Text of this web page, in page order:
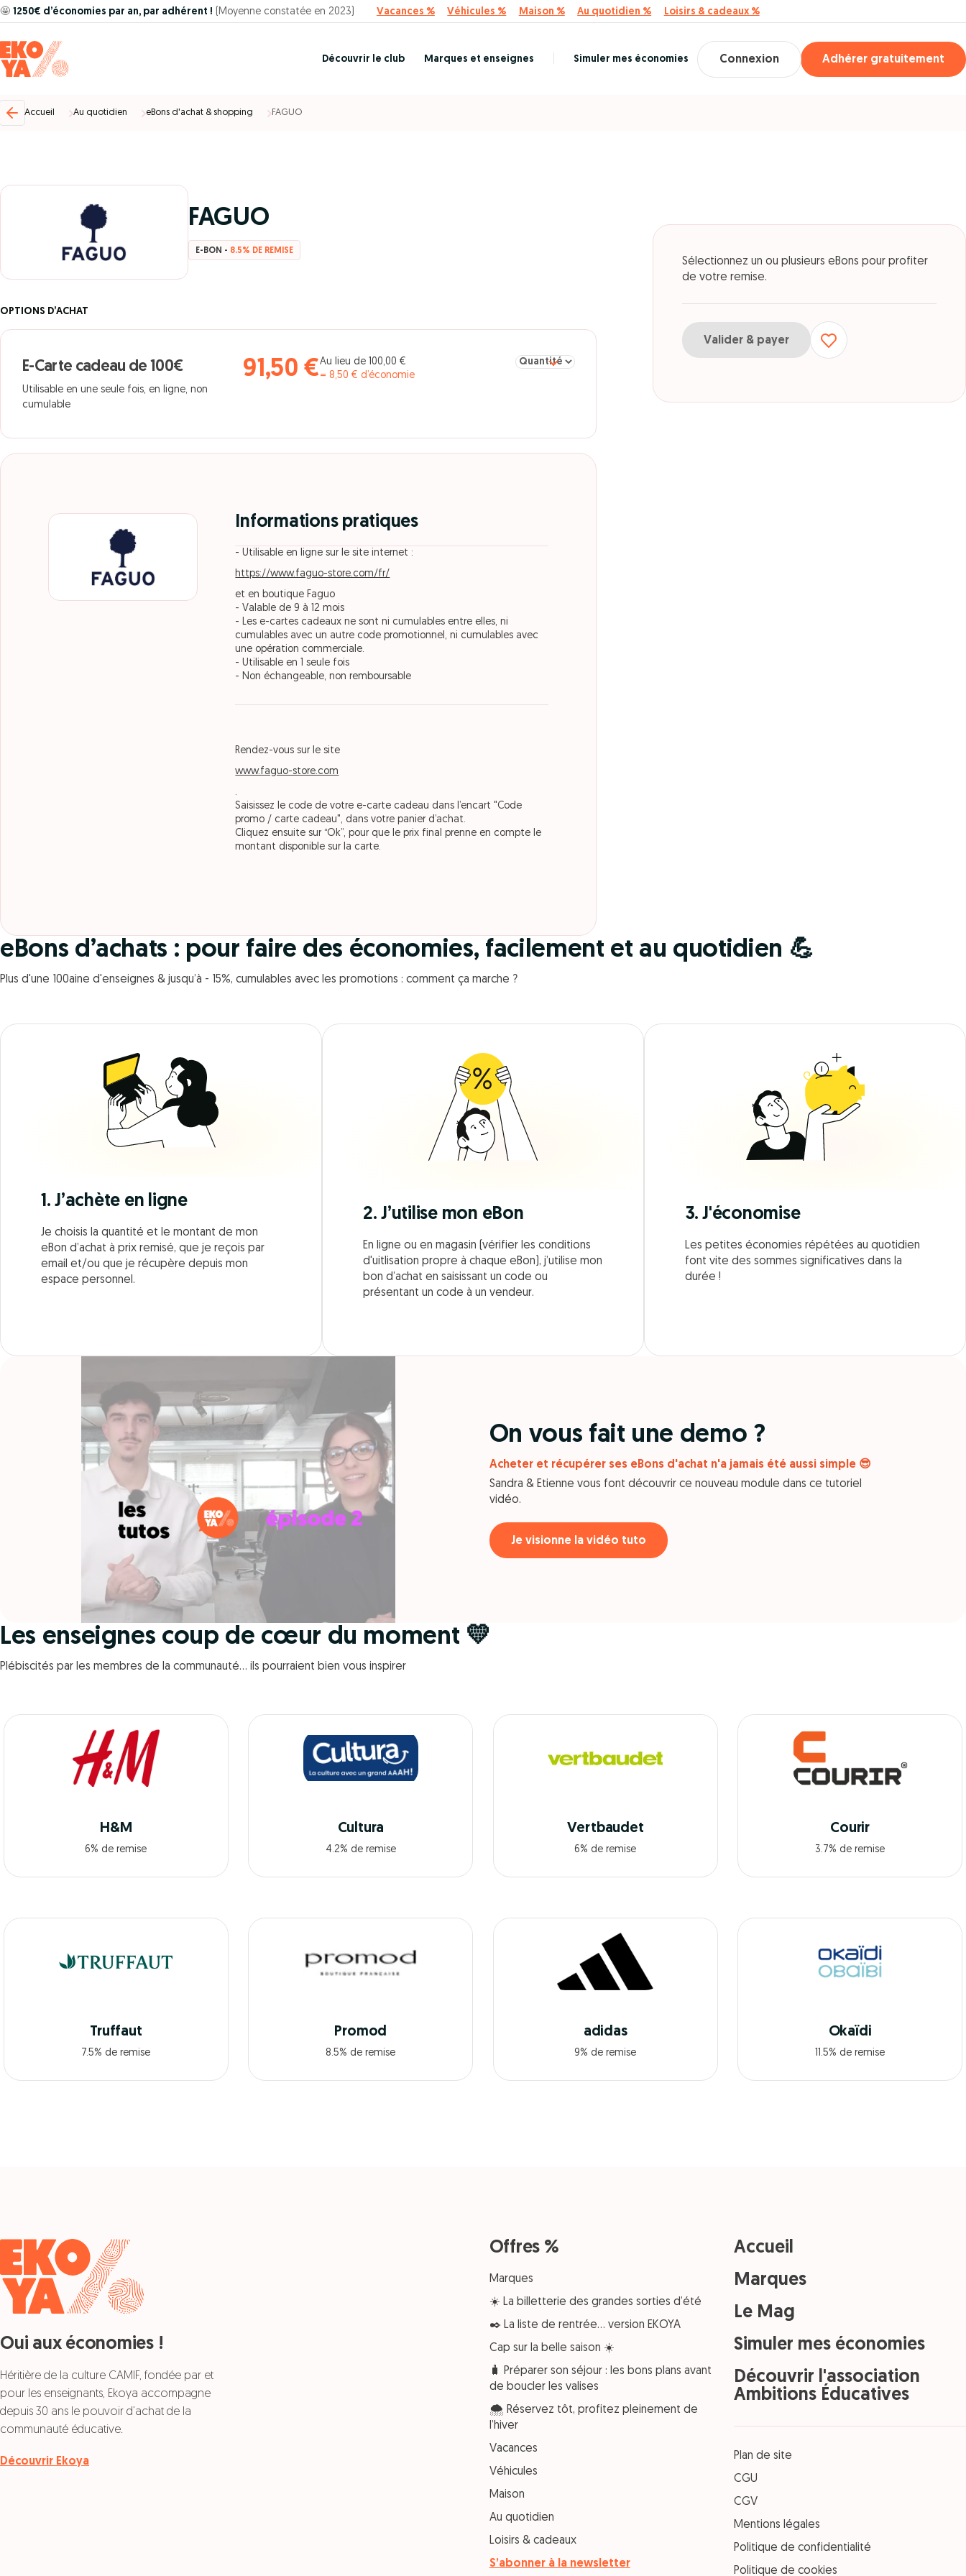
🤩 1250€ d’économies par an, par adhérent ! (Moyenne constatée en 2023) Vacances % Véhicules % Maison % Au quotidien % Loisirs & cadeaux %
Découvrir le club Marques et enseignes Simuler mes économies Connexion Adhérer gratuitement
Accueil Au quotidien eBons d'achat & shopping FAGUO
FAGUO
E-BON - 8.5% DE REMISE
OPTIONS D’ACHAT
E-Carte cadeau de 100€
Utilisable en une seule fois, en ligne, non
cumulable
91,50 €Au lieu de 100,00 €
= 8,50 € d’économie
Sélectionner la quantité pour E-Carte cadeau de 100€
Informations pratiques
- Utilisable en ligne sur le site internet :
https://www.faguo-store.com/fr/
et en boutique Faguo
- Valable de 9 à 12 mois
- Les e-cartes cadeaux ne sont ni cumulables entre elles, ni
cumulables avec un autre code promotionnel, ni cumulables avec
une opération commerciale.
- Utilisable en 1 seule fois
- Non échangeable, non remboursable
Rendez-vous sur le site
www.faguo-store.com
.
Saisissez le code de votre e-carte cadeau dans l’encart "Code
promo / carte cadeau", dans votre panier d’achat.
Cliquez ensuite sur “Ok”, pour que le prix final prenne en compte le
montant disponible sur la carte.
Sélectionnez un ou plusieurs eBons pour profiter
de votre remise.
Valider & payer
eBons d’achats : pour faire des économies, facilement et au quotidien 💪
Plus d'une 100aine d'enseignes & jusqu’à - 15%, cumulables avec les promotions : comment ça marche ?
1. J’achète en ligne
Je choisis la quantité et le montant de mon
eBon d’achat à prix remisé, que je reçois par
email et/ou que je récupère depuis mon
espace personnel.
2. J’utilise mon eBon
En ligne ou en magasin (vérifier les conditions
d'uitlisation propre à chaque eBon), j’utilise mon
bon d’achat en saisissant un code ou
présentant un code à un vendeur.
3. J'économise
Les petites économies répétées au quotidien
font vite des sommes significatives dans la
durée !
On vous fait une demo ?
Acheter et récupérer ses eBons d'achat n'a jamais été aussi simple 😎
Sandra & Etienne vous font découvrir ce nouveau module dans ce tutoriel
vidéo.
Je visionne la vidéo tuto
Les enseignes coup de cœur du moment 💛
Plébiscités par les membres de la communauté… ils pourraient bien vous inspirer
H&M
6% de remise
Cultura
4.2% de remise
Vertbaudet
6% de remise
Courir
3.7% de remise
Truffaut
7.5% de remise
Promod
8.5% de remise
adidas
9% de remise
Okaïdi
11.5% de remise
Oui aux économies !
Héritière de la culture CAMIF, fondée par et
pour les enseignants, Ekoya accompagne
depuis 30 ans le pouvoir d’achat de la
communauté éducative.
Découvrir Ekoya
Offres %
Marques
☀️ La billetterie des grandes sorties d’été
✒️ La liste de rentrée… version EKOYA
Cap sur la belle saison ☀️
🧳 Préparer son séjour : les bons plans avant
de boucler les valises
🌨️ Réservez tôt, profitez pleinement de
l’hiver
Vacances
Véhicules
Maison
Au quotidien
Loisirs & cadeaux
S’abonner à la newsletter
Accueil
Marques
Le Mag
Simuler mes économies
Découvrir l'association
Ambitions Éducatives
Plan de site
CGU
CGV
Mentions légales
Politique de confidentialité
Politique de cookies